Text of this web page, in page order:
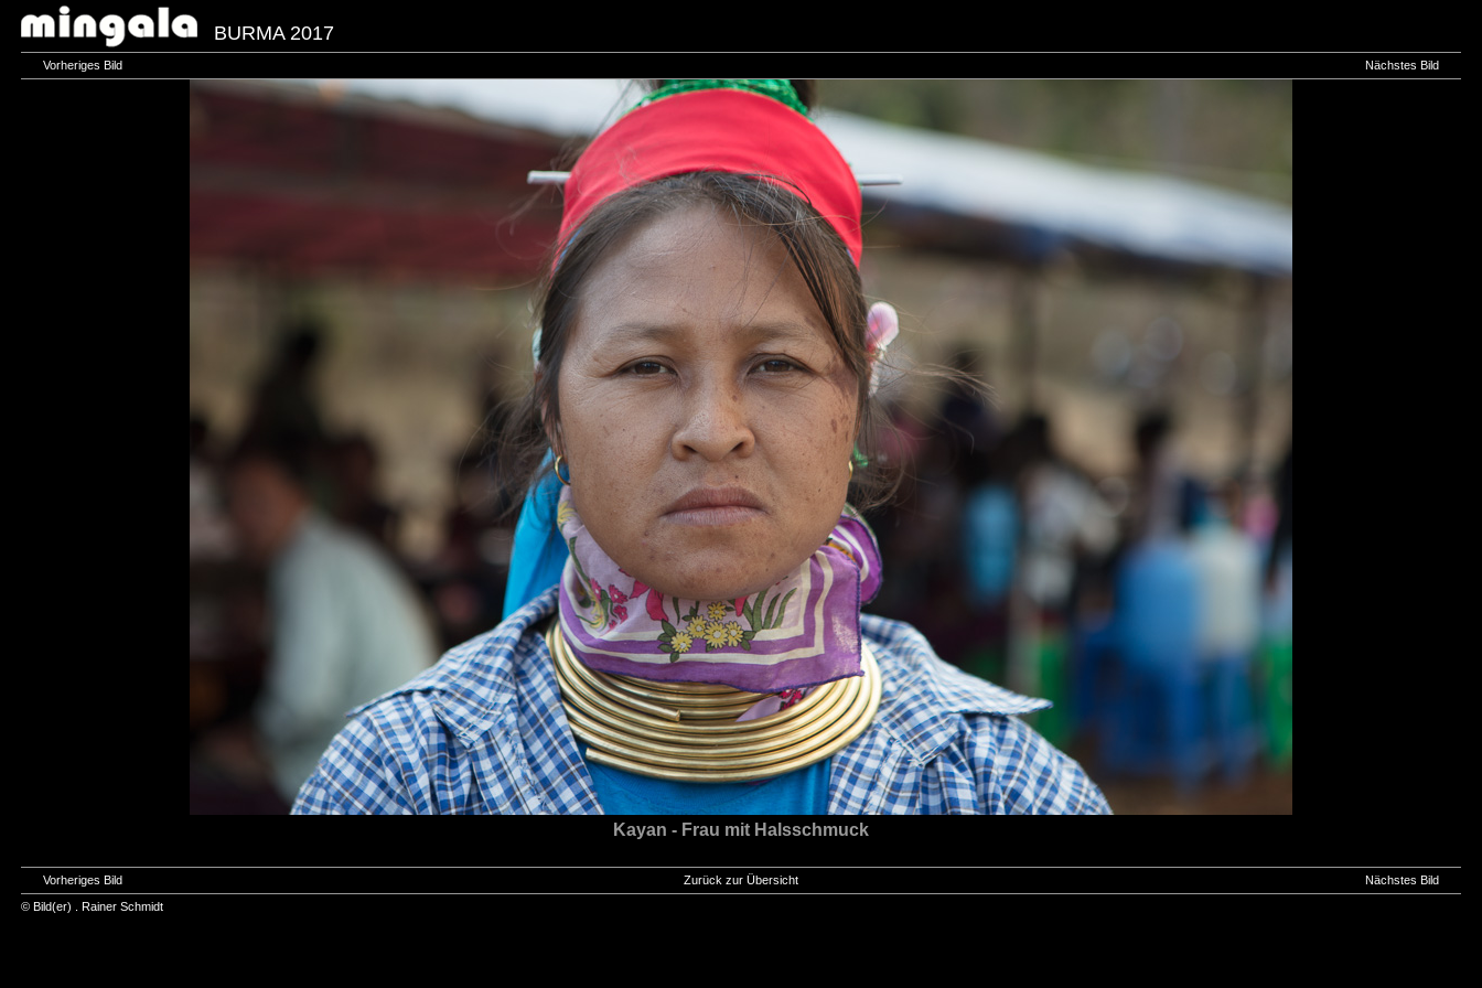
BURMA 2017
Vorheriges Bild Nächstes Bild
Kayan - Frau mit Halsschmuck
Vorheriges Bild Zurück zur Übersicht
Nächstes Bild
© Bild(er) . Rainer Schmidt